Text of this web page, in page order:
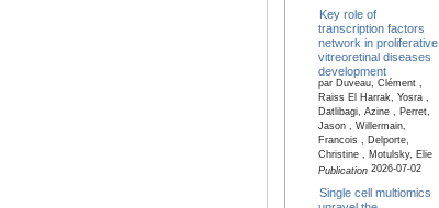
Key role of
transcription factors
network in proliferative
vitreoretinal diseases
development
par Duveau, Clément ,
Raiss El Harrak, Yosra ,
Datlibagi, Azine , Perret,
Jason , Willermain,
Francois , Delporte,
Christine , Motulsky, Elie
Publication2026-07-02
Single cell multiomics